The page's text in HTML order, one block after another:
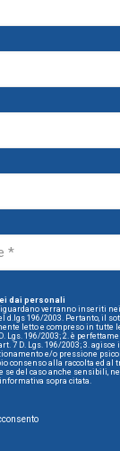
dai personali
verranno inseriti
d.lgs 196/2003. Pertanto, il
letto e compreso in tutte
Lgs. 196/2003; 2. è
7 D. Lgs. 196/2003; 3. agisce
e/o pressione
consenso alla raccolta ed al
del caso anche sensibili,
sopra citata.